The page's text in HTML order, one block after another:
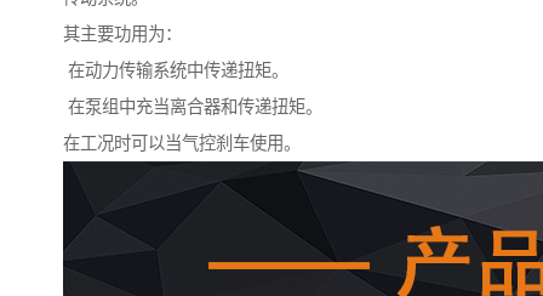
其主要功用为：
在动力传输系统中传递扭矩。
在泵组中充当离合器和传递扭矩。
在工况时可以当气控刹车使用。